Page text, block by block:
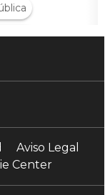
Aviso Legal
Center